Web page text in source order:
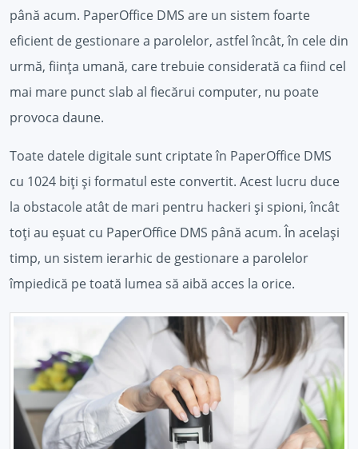
până acum. PaperOffice DMS are un sistem foarte
eficient de gestionare a parolelor, astfel încât, în cele din
urmă, ființa umană, care trebuie considerată ca fiind cel
mai mare punct slab al fiecărui computer, nu poate
provoca daune.
Toate datele digitale sunt criptate în PaperOffice DMS
cu 1024 biți și formatul este convertit. Acest lucru duce
la obstacole atât de mari pentru hackeri și spioni, încât
toți au eșuat cu PaperOffice DMS până acum. În același
timp, un sistem ierarhic de gestionare a parolelor
împiedică pe toată lumea să aibă acces la orice.